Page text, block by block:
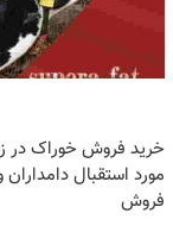
خرید فروش خوراک در
مورد استقبال
فروش